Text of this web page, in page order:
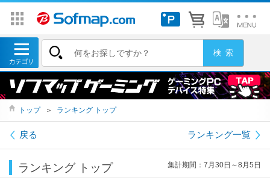
トップ ＞ ランキング トップ
戻る ランキング一覧
ランキング トップ 集計期間：7月30日～8月5日